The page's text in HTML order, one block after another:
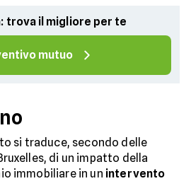
trova il migliore per te
mutuo
si traduce, secondo delle
di un impatto della
immobiliare in un intervento